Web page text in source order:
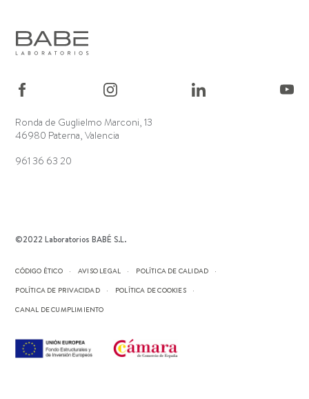
Ronda de Guglielmo Marconi, 13
46980 Paterna, Valencia
961 36 63 20
©2022 Laboratorios BABÉ S.L.
CÓDIGO ÉTICO AVISO LEGAL
POLÍTICA DE CALIDAD
POLÍTICA DE PRIVACIDAD
POLÍTICA DE COOKIES
CANAL DE CUMPLIMIENTO